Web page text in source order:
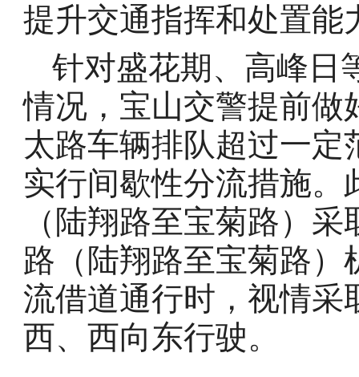
提升交通指挥和处置能
针对盛花期、高峰日
情况，宝山交警提前做
太路车辆排队超过一定
实行间歇性分流措施
（陆翔路至宝菊路）
路（陆翔路至宝菊路
流借道通行时，视情采
西、西向东行驶。